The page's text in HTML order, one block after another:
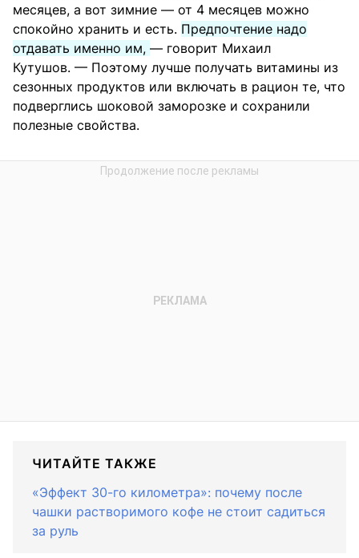
месяцев, а вот зимние — от 4 месяцев можно
спокойно хранить и есть. Предпочтение надо
отдавать именно им, — говорит Михаил
Кутушов. — Поэтому лучше получать витамины из
сезонных продуктов или включать в рацион те, что
подверглись шоковой заморозке и сохранили
полезные свойства.
ЧИТАЙТЕ ТАКЖЕ
«Эффект 30-го километра»: почему после
чашки растворимого кофе не стоит садиться
за руль